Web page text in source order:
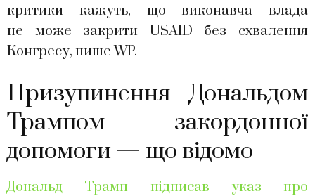
критики кажуть, що виконавча влада
не може закрити USAID без схвалення
Конгресу, пише WP.
Призупинення Дональдом
Трампом закордонної
допомоги — що відомо
Дональд Трамп підписав указ про